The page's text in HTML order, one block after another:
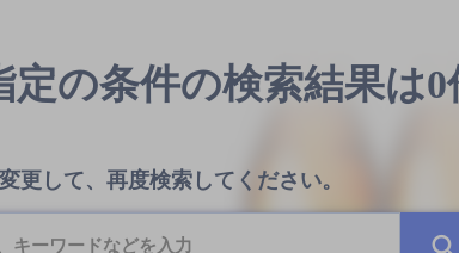
定の条件の検索結果は0
更して、再度検索してください。